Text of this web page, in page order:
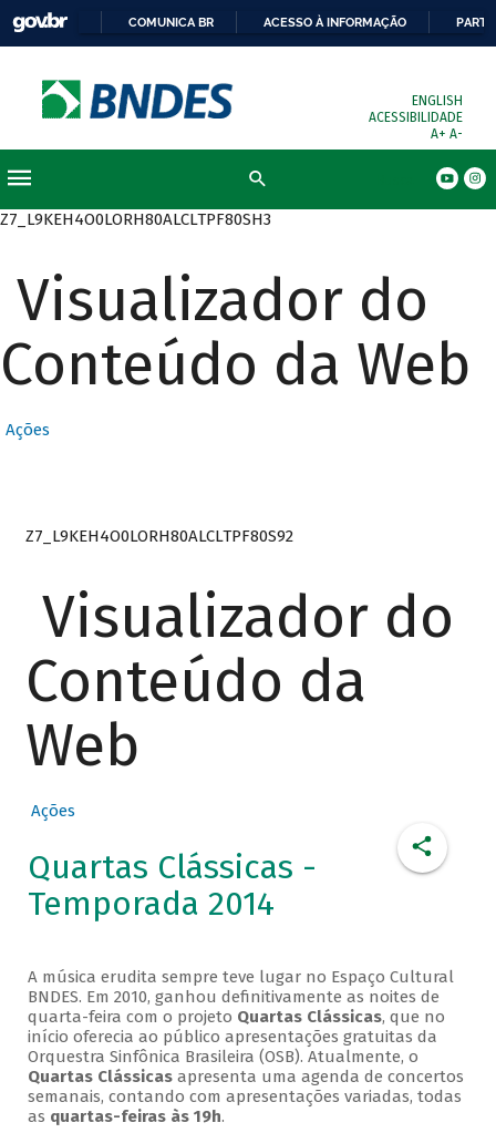
COMUNICA BR ACESSO À INFORMAÇÃO
ENGLISH
ACESSIBILIDADE
A+ A-
Z7_L9KEH4O0LORH80ALCLTPF80SH3
Visualizador do
Conteúdo da Web
Ações
Z7_L9KEH4O0LORH80ALCLTPF80S92
Visualizador do
Conteúdo da
Web
Ações
Quartas Clássicas -
Temporada 2014
A música erudita sempre teve lugar no Espaço Cultural
BNDES. Em 2010, ganhou definitivamente as noites de
quarta-feira com o projeto Quartas Clássicas, que no
início oferecia ao público apresentações gratuitas da
Orquestra Sinfônica Brasileira (OSB). Atualmente, o
Quartas Clássicasapresenta uma agenda de concertos
semanais, contando com apresentações variadas, todas
as quartas-feiras às 19h.